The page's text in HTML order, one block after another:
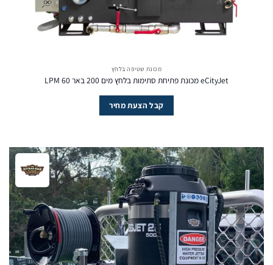
מכונת שטיפה בלחץ
eCityJet מכונת פתיחת סתימות בלחץ מים 200 באר 60 LPM
קבל הצעת מחיר